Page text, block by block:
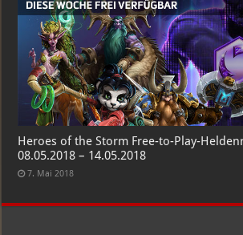
Heroes of the Storm Free-to-Play-
08.05.2018 – 14.05.2018
7. Mai 2018